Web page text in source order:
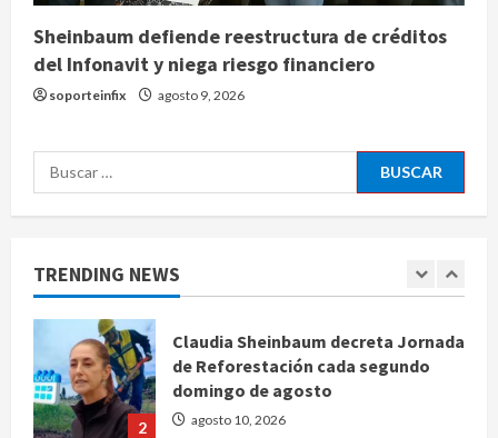
Sheinbaum defiende reestructura de créditos
del Infonavit y niega riesgo financiero
soporteinfix agosto 9, 2026
Buscar:
TRENDING NEWS
tres veces fondos internacionales y
sigue sin concretarse
1
Se registran 43 mil 619 aspirantes
para el examen de ingreso a la
2
Claudia Sheinbaum decreta Jornada
de Reforestación cada segundo
domingo de agosto
agosto 10, 2026